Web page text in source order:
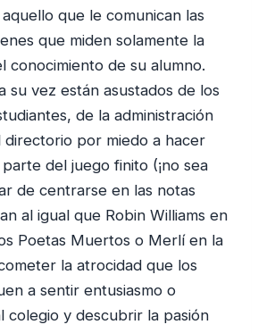
que le comunican las
que miden solamente la
conocimiento de su alumno.
su vez están asustados de los
de la administración
directorio por miedo a hacer
del juego finito (¡no sea
de centrarse en las notas
al igual que Robin Williams en
Poetas Muertos o Merlí en la
la atrocidad que los
a sentir entusiasmo o
colegio y descubrir la pasión